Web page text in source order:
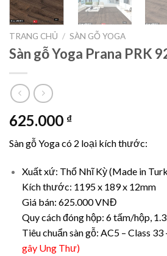
TRANG CHỦ / SÀN GỖ YOGA
Sàn gỗ Yoga Prana PRK
625.000 ₫
Sàn gỗ Yoga có 2 loại kích thước:
Xuất xứ: Thổ Nhĩ Kỳ (Made in
Kích thước: 1195 x 189 x 12mm
Giá bán: 625.000 VNĐ
Quy cách đóng hộp: 6 tấm/hộp,
Tiêu chuẩn sàn gỗ: AC5 – Class 33
gây Ung Thư)